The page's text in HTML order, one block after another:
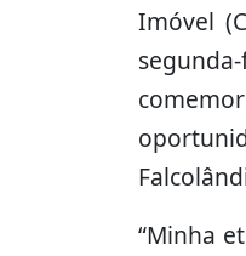
Imóvel
“Minha